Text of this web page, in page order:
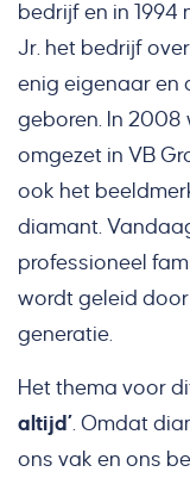
bedrijf en in 1994
Jr. het bedrijf
enig eigenaar en
geboren. In 2008
omgezet in VB
ook het
diamant.
professioneel
wordt geleid
generatie.
Het thema voor
altijd’. Omdat
ons vak en ons